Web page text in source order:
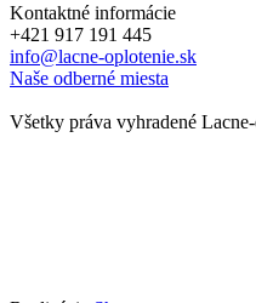
Kontaktné informácie
+421 917 191 445
info@lacne-oplotenie.sk
Naše odberné miesta
Všetky práva vyhradené